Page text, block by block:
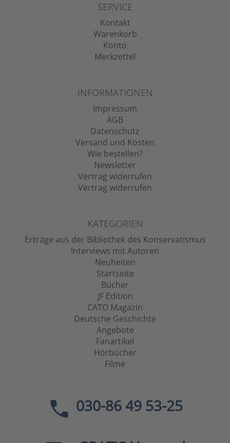
SERVICE
Kontakt
Warenkorb
Konto
Merkzettel
INFORMATIONEN
Impressum
AGB
Datenschutz
Versand und Kosten
Wie bestellen?
Newsletter
Vertrag widerrufen
Vertrag widerrufen
KATEGORIEN
Erträge aus der Bibliothek des Konservatismus
Interviews mit Autoren
Neuheiten
Startseite
Bücher
JF Edition
CATO Magazin
Deutsche Geschichte
Angebote
Fanartikel
Hörbücher
Filme
030-86 49 53-25